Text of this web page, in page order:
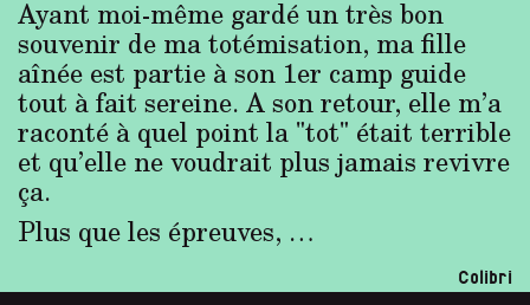
Ayant moi-même gardé un très bon
souvenir de ma totémisation, ma fille
aînée est partie à son 1er camp guide
tout à fait sereine. A son retour, elle m’a
raconté à quel point la "tot" était terrible
et qu’elle ne voudrait plus jamais revivre
ça.
Plus que les épreuves, …
Colibri